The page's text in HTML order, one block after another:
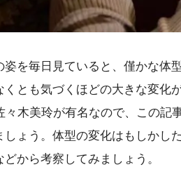
を毎日見ていると、僅かな体
とも気づくほどの大きな変化
々木美玲が有名なので、この記
しょう。体型の変化はもしかし
から考察してみましょう。